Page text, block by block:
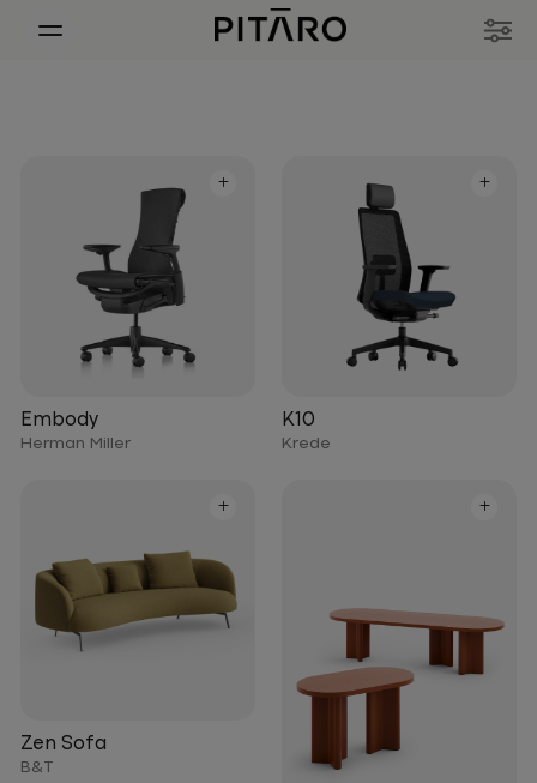
+
K10
Krede
+
Embody
Herman Miller
+
+
Zen Sofa
B&T